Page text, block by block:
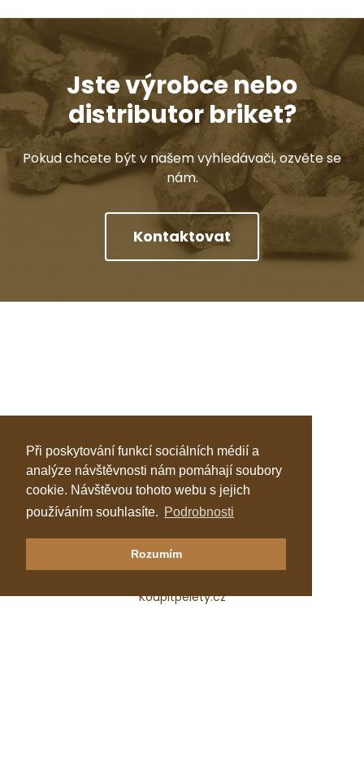
Při poskytování funkcí sociálních médií a
analýze návštěvnosti nám pomáhají soubory
cookie. Návštěvou tohoto webu s jejich
používáním souhlasíte. Podrobnosti
Rozumím
Jste výrobce nebo
distributor briket?
Pokud chcete být v našem vyhledávači, ozvěte se
nám.
Kontaktovat
Klastr Česká peleta
Katalog topenářů
Koupitpelety.cz